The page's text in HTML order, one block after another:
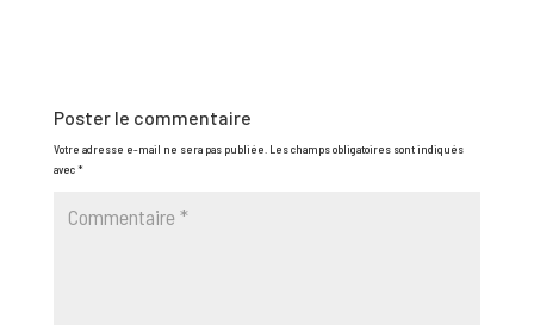
Poster le commentaire
Votre adresse e-mail ne sera pas publiée. Les champs obligatoires sont indiqués
avec*